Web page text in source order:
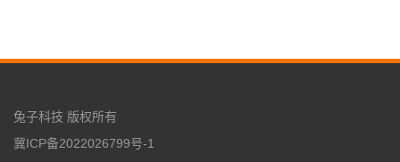
兔子科技 版权所有
冀ICP备2022026799号-1